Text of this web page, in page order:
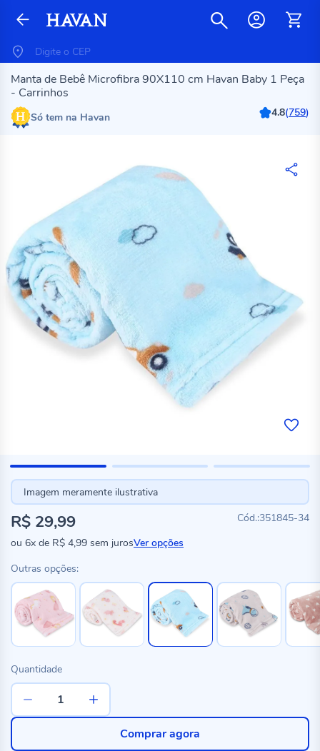
Manta de Bebê Microfibra 90X110 cm Havan Baby 1 Peça
- Carrinhos
Só tem na Havan 4.8(759)
Imagem meramente ilustrativa
351845-34
R$ 29,99
ou 6x de R$ 4,99 sem jurosVer opções
Outras opções:
Quantidade
Comprar agora